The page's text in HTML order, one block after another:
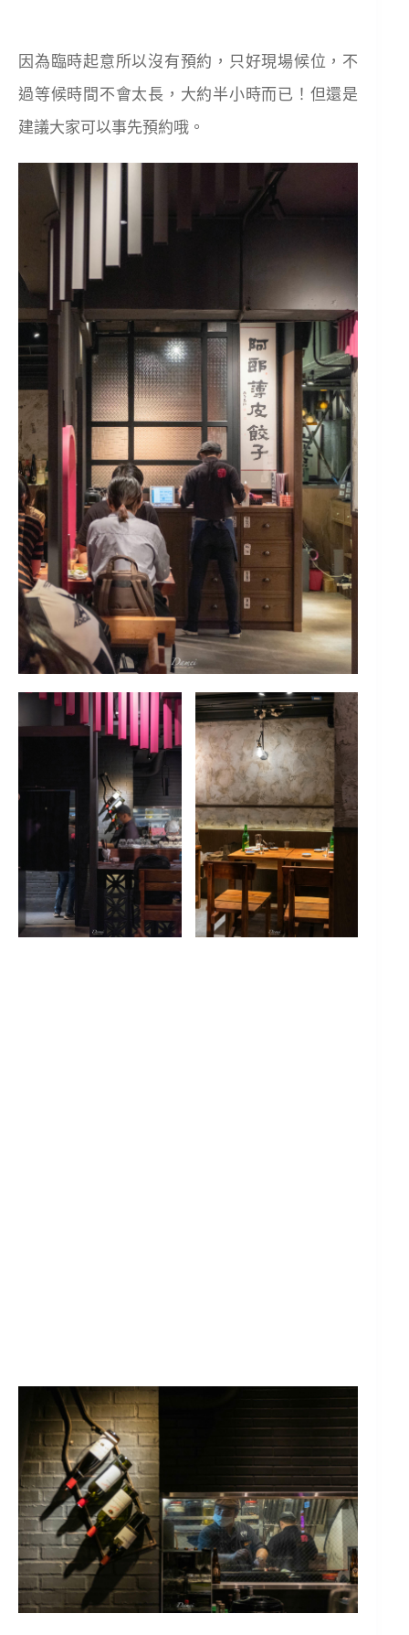
因為臨時起意所以沒有預約，只好現場候位，不
過等候時間不會太長，大約半小時而已！但還是
建議大家可以事先預約哦。